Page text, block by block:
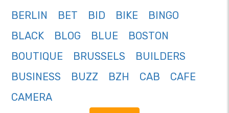
BERLIN
BET BID BIKE
BINGO
BLACK
BLOG BLUE
BOSTON
BOUTIQUE
BRUSSELS
BUILDERS
BUSINESS
BUZZ BZH CAB
CAFE
CAMERA